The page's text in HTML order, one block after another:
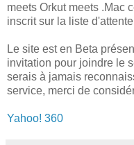
meets Orkut meets .Mac
inscrit sur la liste
Le site est en Beta
invitation pour joindre le
serais à jamais
service, merci de
Yahoo! 360